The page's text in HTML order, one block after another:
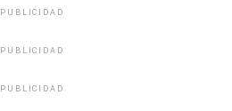
PUBLICIDAD
PUBLICIDAD
PUBLICIDAD